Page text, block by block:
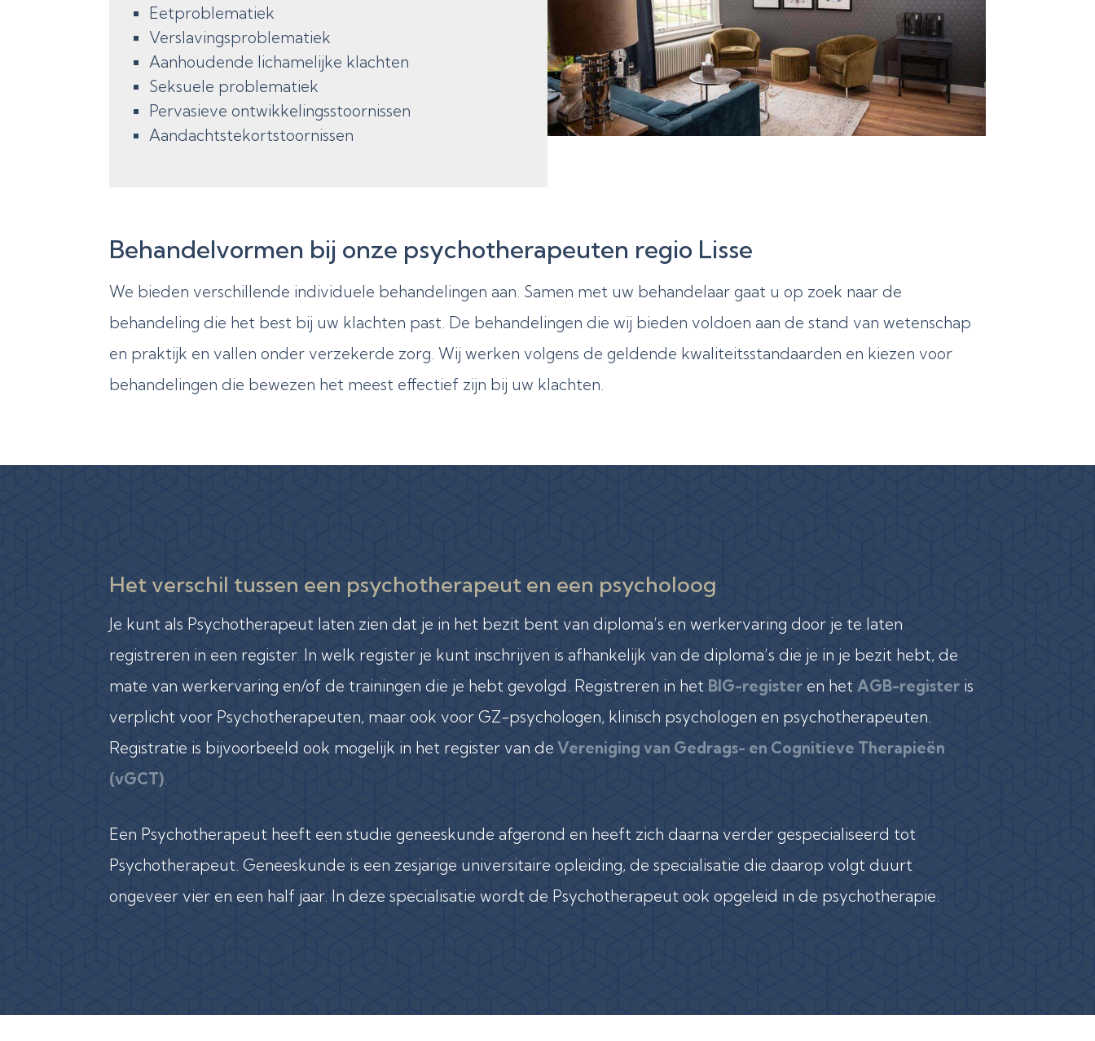
Eetproblematiek
Verslavingsproblematiek
Aanhoudende lichamelijke klachten
Seksuele problematiek
Pervasieve ontwikkelingsstoornissen
Aandachtstekortstoornissen
Behandelvormen bij onze psychotherapeuten regio Lisse
We bieden verschillende individuele behandelingen aan. Samen met uw behandelaar gaat u op zoek naar de
behandeling die het best bij uw klachten past. De behandelingen die wij bieden voldoen aan de stand van wetenschap
en praktijk en vallen onder verzekerde zorg. Wij werken volgens de geldende kwaliteitsstandaarden en kiezen voor
behandelingen die bewezen het meest effectief zijn bij uw klachten.
Het verschil tussen een psychotherapeut en een psycholoog
Je kunt als Psychotherapeut laten zien dat je in het bezit bent van diploma’s en werkervaring door je te laten
registreren in een register. In welk register je kunt inschrijven is afhankelijk van de diploma’s die je in je bezit hebt, de
mate van werkervaring en/of de trainingen die je hebt gevolgd. Registreren in het BIG-register en hetAGB-register is
verplicht voor Psychotherapeuten, maar ook voor GZ-psychologen, klinisch psychologen en psychotherapeuten.
Registratie is bijvoorbeeld ook mogelijk in het register van de Vereniging van Gedrags- en Cognitieve Therapieën
(vGCT).
Een Psychotherapeut heeft een studie geneeskunde afgerond en heeft zich daarna verder gespecialiseerd tot
Psychotherapeut. Geneeskunde is een zesjarige universitaire opleiding, de specialisatie die daarop volgt duurt
ongeveer vier en een half jaar. In deze specialisatie wordt de Psychotherapeut ook opgeleid in de psychotherapie.